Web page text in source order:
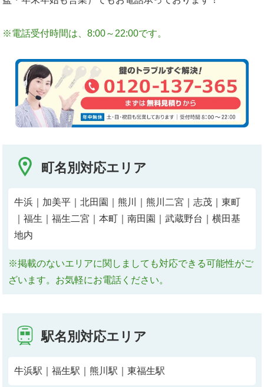
※電話受付時間は、8:00～22:00です。
町名別対応エリア
牛浜｜加美平｜北田園｜熊川｜熊川二宮｜志茂｜東町
｜福生｜福生二宮｜本町｜南田園｜武蔵野台｜横田基
地内
※掲載のないエリアに関しましても対応できる可能性がご
ざいます。お気軽にお電話ください。
駅名別対応エリア
牛浜駅｜福生駅｜熊川駅｜東福生駅